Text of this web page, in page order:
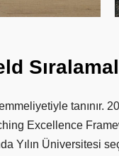
tanınır.
Excellence
Yılın Üniversitesi